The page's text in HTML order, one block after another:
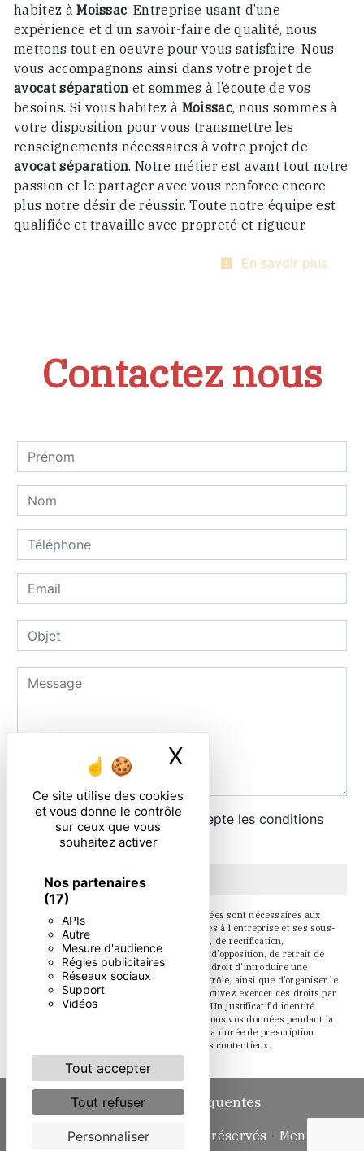
Ce site utilise des cookies
et vous donne le contrôle
sur ceux que vous
souhaitez activer
Nos partenaires
(17)
APIs
Autre
Mesure d'audience
Régies publicitaires
Réseaux sociaux
Support
Vidéos
Tout accepter
Tout refuser
Personnaliser
X
habitez àMoissac. Entreprise usant d’une
expérience et d’un savoir-faire de qualité, nous
mettons tout en oeuvre pour vous satisfaire. Nous
vous accompagnons ainsi dans votre projet de
avocat séparation et sommes à l’écoute de vos
besoins. Si vous habitez à Moissac, nous sommes à
votre disposition pour vous transmettre les
renseignements nécessaires à votre projet de
avocat séparation. Notre métier est avant tout notre
passion et le partager avec vous renforce encore
plus notre désir de réussir. Toute notre équipe est
qualifiée et travaille avec propreté et rigueur.
En savoir plus
Contactez nous
En cochant cette case, j'accepte les conditions
particulières ci-dessous **
** Les données personnelles communiquées sont nécessaires aux
fins de vous contacter. Elles sont destinées à l'entreprise et ses sous-
traitants. Vous disposez de droits d’accès, de rectification,
d’effacement, de portabilité, de limitation, d’opposition, de retrait de
votre consentement à tout moment et du droit d’introduire une
réclamation auprès d’une autorité de contrôle, ainsi que d’organiser le
sort de vos données post-mortem. Vous pouvez exercer ces droits par
voie postale ou par courrier électronique. Un justificatif d'identité
pourra vous être demandé. Nous conservons vos données pendant la
période de prise de contact puis pendant la durée de prescription
légale aux fins probatoire et de gestion des contentieux.
Recherches fréquentes
Vistalid- 2026 - Tous droits réservés - Mentions